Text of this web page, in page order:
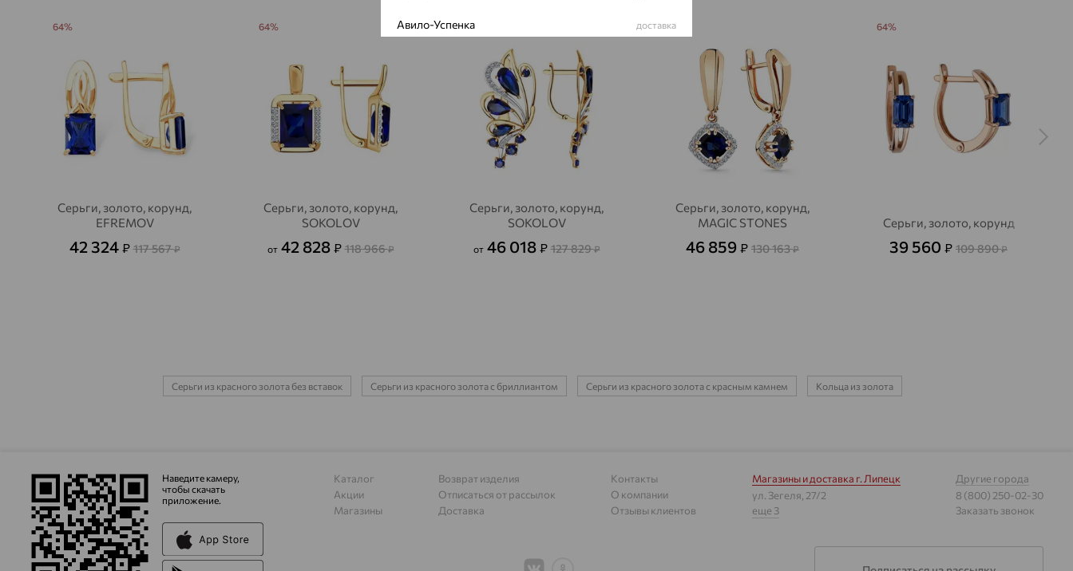
Серьги, золото, корунд,
EFREMOV
42 324 ₽ 117 567₽
64%
Серьги, золото, корунд,
SOKOLOV
от 42 828 ₽ 118 966₽
64%
Серьги, золото, корунд,
SOKOLOV
от 46 018 ₽ 127 829₽
64%
Серьги, золото, корунд,
MAGIC STONES
46 859 ₽ 130 163₽
64%
Серьги, золото, корунд
39 560 ₽ 109 890₽
64%
Серьги из красного золота без вставок Серьги из красного золота с бриллиантом Серьги из красного золота с красным камнем Кольца из золота
Наведите камеру,
чтобы скачать
приложение.
Каталог
Акции
Магазины
Возврат изделия
Отписаться от рассылок
Доставка
Контакты
О компании
Отзывы клиентов
Магазины и доставка г. Липецк
ул. Зегеля, 27/2
еще 3
Другие города
8 (800) 250-02-30
Заказать звонок
Авило-Успенка доставка
Адыгейск
Актюбинский, Азнакаевский район доставка
доставка